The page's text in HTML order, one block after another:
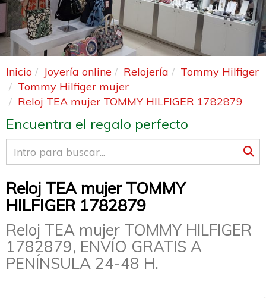
Inicio Joyería online Relojería
Tommy Hilfiger
Tommy Hilfiger mujer
Reloj TEA mujer TOMMY HILFIGER 1782879
Encuentra el regalo perfecto
Reloj TEA mujer TOMMY
HILFIGER 1782879
Reloj TEA mujer TOMMY HILFIGER
1782879, ENVÍO GRATIS A
PENÍNSULA 24-48 H.